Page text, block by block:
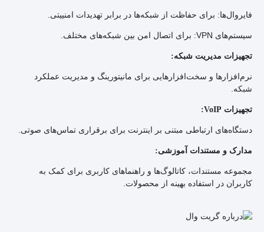
فایروال‌ها: برای حفاظت از شبکه‌ها در برابر تهدیدات امنییتی.
سیستم‌های VPN: برای اتصال امن بین شبکه‌های مختلف.
تجهیزات مدیریت شبکه:
نرم‌افزارها و سخت‌افزارهایی برای مانیتورینگ و مدیریت عملکرد
شبکه.
تجهیزات VoIP
:
دستگاه‌های ارتباطی مبتنی بر اینترنت برای برقراری تماس‌های صوتی.
مدارک و مستندات آموزشی:
مجموعه مستندات، کاتالوگ‌ها و راهنماهای کاربری برای کمک به
کاربران در استفاده بهینه از محصولات.